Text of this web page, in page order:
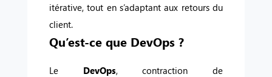
itérative, tout en s’adaptant aux retours du
client.
Qu’est-ce que DevOps ?
Le DevOps, contraction de